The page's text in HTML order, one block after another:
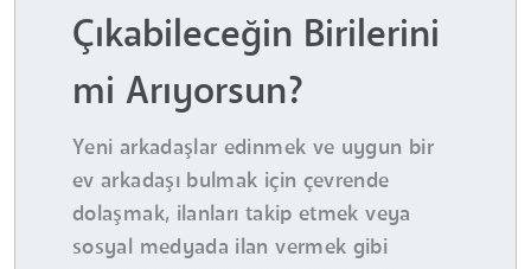
Çıkabileceğin Birilerini
mi Arıyorsun?
Yeni arkadaşlar edinmek ve uygun bir
ev arkadaşı bulmak için çevrende
dolaşmak, ilanları takip etmek veya
sosyal medyada ilan vermek gibi